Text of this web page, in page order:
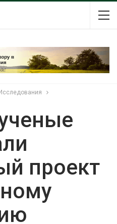
проект